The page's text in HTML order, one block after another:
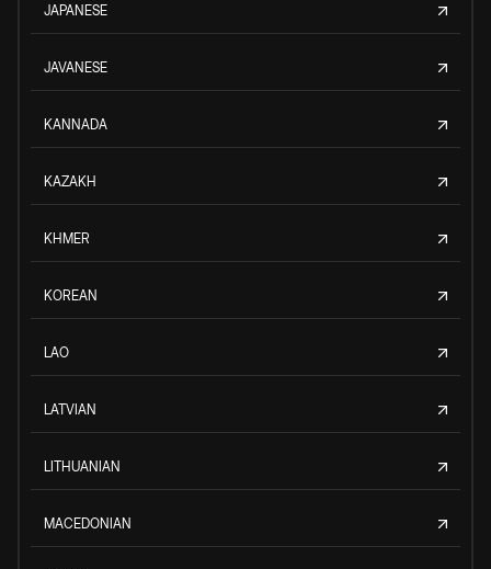
JAPANESE
JAVANESE
KANNADA
KAZAKH
KHMER
KOREAN
LAO
LATVIAN
LITHUANIAN
MACEDONIAN